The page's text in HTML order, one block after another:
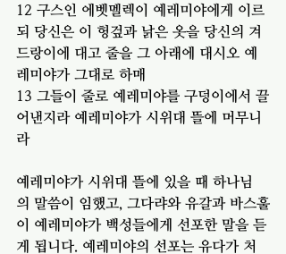
12 구스인 에벳멜렉이 예레미야에게 이르
되 당신은 이 헝겊과 낡은 옷을 당신의 겨
드랑이에 대고 줄을 그 아래에 대시오 예
레미야가 그대로 하매
13 그들이 줄로 예레미야를 구덩이에서 끌
어낸지라 예레미야가 시위대 뜰에 머무니
라
예레미야가 시위대 뜰에 있을 때 하나님
의 말씀이 임했고, 그다랴와 유갈과 바스훌
이 예레미야가 백성들에게 선포한 말을 듣
게 됩니다. 예레미야의 선포는 유다가 처